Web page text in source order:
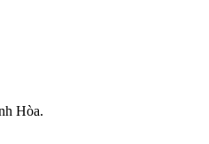
Hòa.